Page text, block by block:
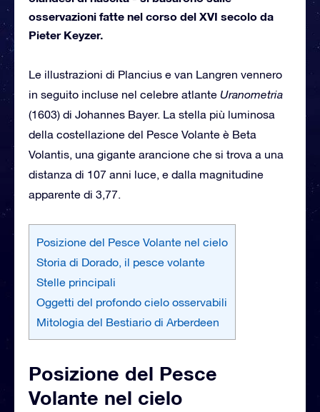
osservazioni fatte nel corso del XVI secolo da
Pieter Keyzer.
Le illustrazioni di Plancius e van Langren vennero
in seguito incluse nel celebre atlante Uranometria
(1603) di Johannes Bayer. La stella più luminosa
della costellazione del Pesce Volante è Beta
Volantis, una gigante arancione che si trova a una
distanza di 107 anni luce, e dalla magnitudine
apparente di 3,77.
Posizione del Pesce Volante nel cielo
Storia di Dorado, il pesce volante
Stelle principali
Oggetti del profondo cielo osservabili
Mitologia del Bestiario di Arberdeen
Posizione del Pesce
Volante nel cielo